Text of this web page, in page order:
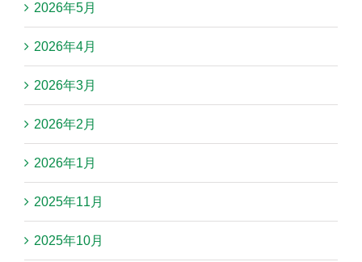
2026年5月
2026年4月
2026年3月
2026年2月
2026年1月
2025年11月
2025年10月